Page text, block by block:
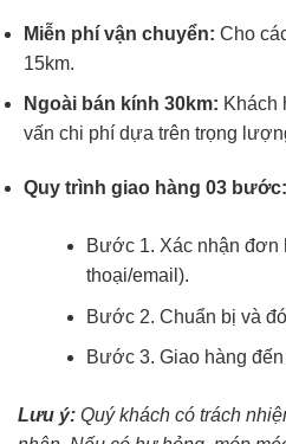
Miễn phí vận chuyển: Cho
15km.
Ngoài bán kính 30km: Khách
vấn chi phí dựa trên trọng
Quy trình giao hàng 03 bước:
Bước 1. Xác nhận đơn
thoại/email).
Bước 2. Chuẩn bị và
Bước 3. Giao hàng
Lưu ý: Quý khách có trách